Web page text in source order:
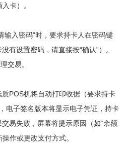
卡）。
入密码”时，要求持卡人在密码键
有设置密码，请直接按“确认”）。
交易。
POS机将自动打印收据（要求持卡
电子签名版本将显示电子凭证，持卡
易失败，屏幕将提示原因（如“余额
作或更改支付方式。